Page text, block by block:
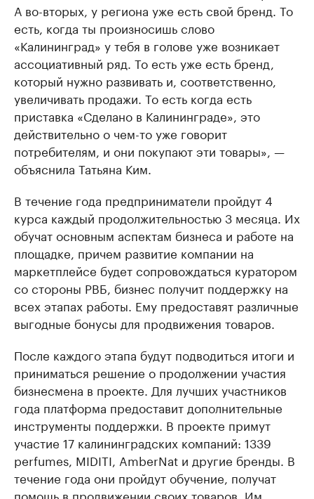
А во-вторых, у региона уже есть свой бренд. То
есть, когда ты произносишь слово
«Калининград» у тебя в голове уже возникает
ассоциативный ряд. То есть уже есть бренд,
который нужно развивать и, соответственно,
увеличивать продажи. То есть когда есть
приставка «Сделано в Калининграде», это
действительно о чем-то уже говорит
потребителям, и они покупают эти товары», —
объяснила Татьяна Ким.
В течение года предприниматели пройдут 4
курса каждый продолжительностью 3 месяца. Их
обучат основным аспектам бизнеса и работе на
площадке, причем развитие компании на
маркетплейсе будет сопровождаться куратором
со стороны РВБ, бизнес получит поддержку на
всех этапах работы. Ему предоставят различные
выгодные бонусы для продвижения товаров.
После каждого этапа будут подводиться итоги и
приниматься решение о продолжении участия
бизнесмена в проекте. Для лучших участников
года платформа предоставит дополнительные
инструменты поддержки. В проекте примут
участие 17 калининградских компаний: 1339
perfumes, MIDITI, AmberNat и другие бренды. В
течение года они пройдут обучение, получат
помощь в продвижении своих товаров. Им